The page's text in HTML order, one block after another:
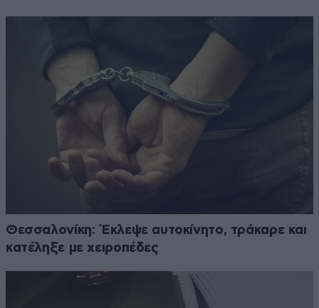
Θεσσαλονίκη: Έκλεψε αυτοκίνητο, τράκαρε και
κατέληξε με χειροπέδες